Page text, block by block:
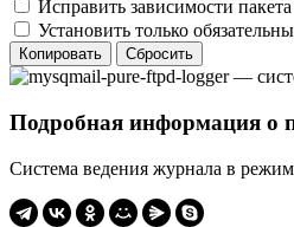
Исправить зависимости пакета
Установить только
Копировать
Сбросить
Подробная информация о
Система ведения журнала в